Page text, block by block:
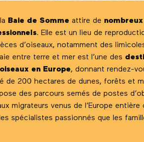
Baie de Somme attire de
. Elle est un lieu de
d’oiseaux, notamment des
entre terre et mer est l’une des
en Europe, donnant rendez-
de 200 hectares de dunes, forêts et
des parcours semés de postes
migrateurs venus de l’Europe entière
spécialistes passionnés que les